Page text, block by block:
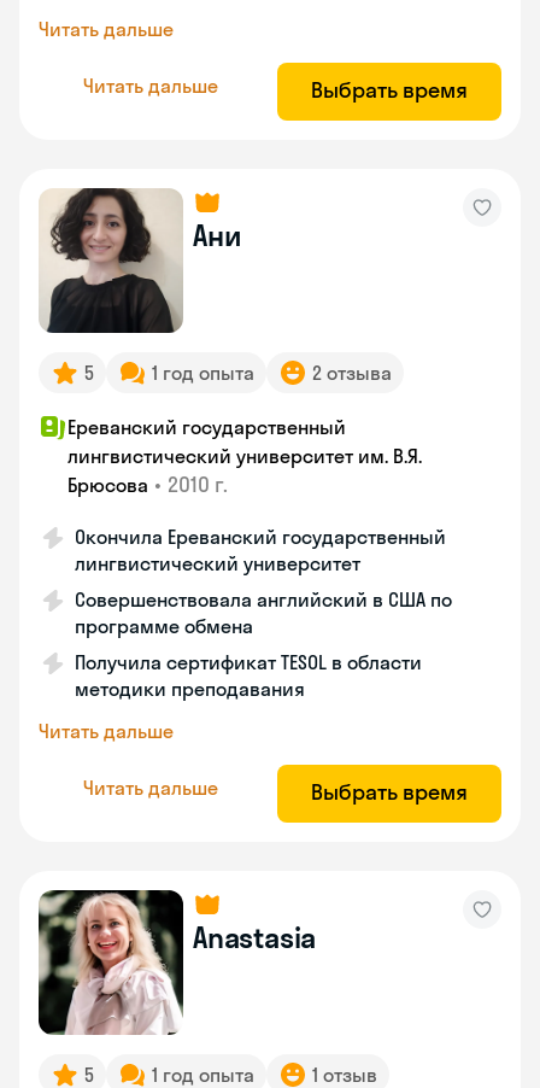
Читать дальше
Читать дальше Выбрать время
Ани
5 1 год опыта 2 отзыва
Ереванский государственный
лингвистический университет им. В.Я.
Брюсова • 2010 г.
Окончила Ереванский государственный
лингвистический университет
Совершенствовала английский в США по
программе обмена
Получила сертификат TESOL в области
методики преподавания
Читать дальше
Читать дальше Выбрать время
Anastasia
5 1 год опыта 1 отзыв